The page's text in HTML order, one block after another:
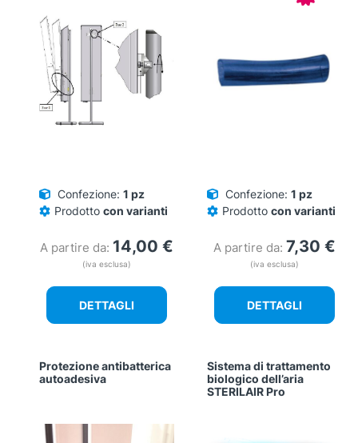
Confezione: 1 pz
Prodotto con varianti
A partire da: 14,00 €
(iva esclusa)
DETTAGLI
Confezione: 1 pz
Prodotto con varianti
A partire da: 7,30 €
(iva esclusa)
DETTAGLI
Protezione antibatterica
autoadesiva
Sistema di trattamento
biologico dell’aria
STERILAIR Pro